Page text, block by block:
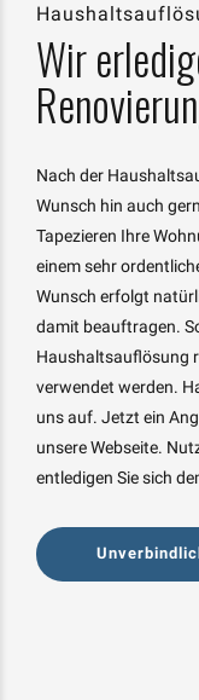
Wir
Nach der
Wunsch hin auch
Tapezieren Ihre
einem sehr
Wunsch erfolgt
damit beauftragen.
Haushaltsauflösung
verwendet werden.
uns auf. Jetzt ein
unsere Webseite.
entledigen Sie sich